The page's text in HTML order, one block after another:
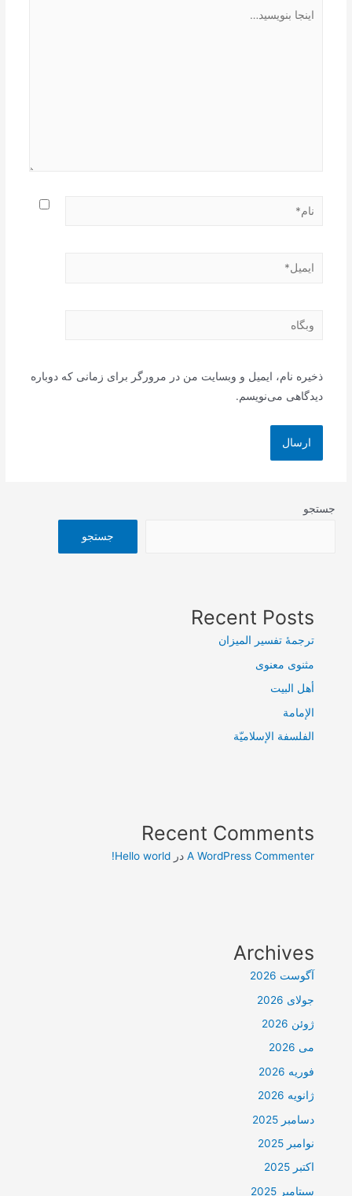
بنویسید…
نام*
ایمیل*
وبگاه
ذخیره نام، ایمیل و وبسایت من در مرورگر برای زمانی که دوباره
دیدگاهی می‌نویسم.
جستجو
جستجو
Recent Posts
ترجمۀ تفسیر المیزان
مثنوی معنوی
أهل البيت
الإمامة
الفلسفة الإسلاميّة
Recent Comments
A WordPress Commenter درHello world!
Archives
آگوست 2026
جولای 2026
ژوئن 2026
می 2026
فوریه 2026
ژانویه 2026
دسامبر 2025
نوامبر 2025
اکتبر 2025
سپتامبر 2025